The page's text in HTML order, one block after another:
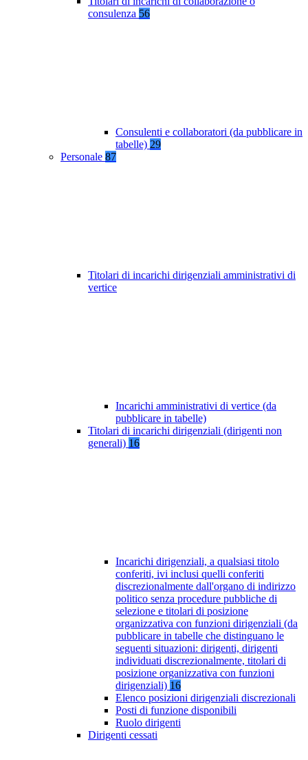
consulenza 56
Consulenti e collaboratori (da pubblicare in
tabelle) 29
Personale 87
Titolari di incarichi dirigenziali amministrativi di
vertice
Incarichi amministrativi di vertice (da
pubblicare in tabelle)
Titolari di incarichi dirigenziali (dirigenti non
generali) 16
Incarichi dirigenziali, a qualsiasi titolo
conferiti, ivi inclusi quelli conferiti
discrezionalmente dall'organo di indirizzo
politico senza procedure pubbliche di
selezione e titolari di posizione
organizzativa con funzioni dirigenziali (da
pubblicare in tabelle che distinguano le
seguenti situazioni: dirigenti, dirigenti
individuati discrezionalmente, titolari di
posizione organizzativa con funzioni
dirigenziali) 16
Elenco posizioni dirigenziali discrezionali
Posti di funzione disponibili
Ruolo dirigenti
Dirigenti cessati